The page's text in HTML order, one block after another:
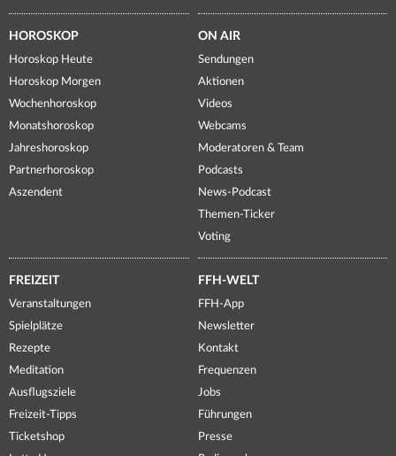
HOROSKOP
Horoskop Heute
Horoskop Morgen
Wochenhoroskop
Monatshoroskop
Jahreshoroskop
Partnerhoroskop
Aszendent
ON AIR
Sendungen
Aktionen
Videos
Webcams
Moderatoren & Team
Podcasts
News-Podcast
Themen-Ticker
Voting
FREIZEIT
Veranstaltungen
Spielplätze
Rezepte
Meditation
Ausflugsziele
Freizeit-Tipps
Ticketshop
FFH-WELT
FFH-App
Newsletter
Kontakt
Frequenzen
Jobs
Führungen
Presse